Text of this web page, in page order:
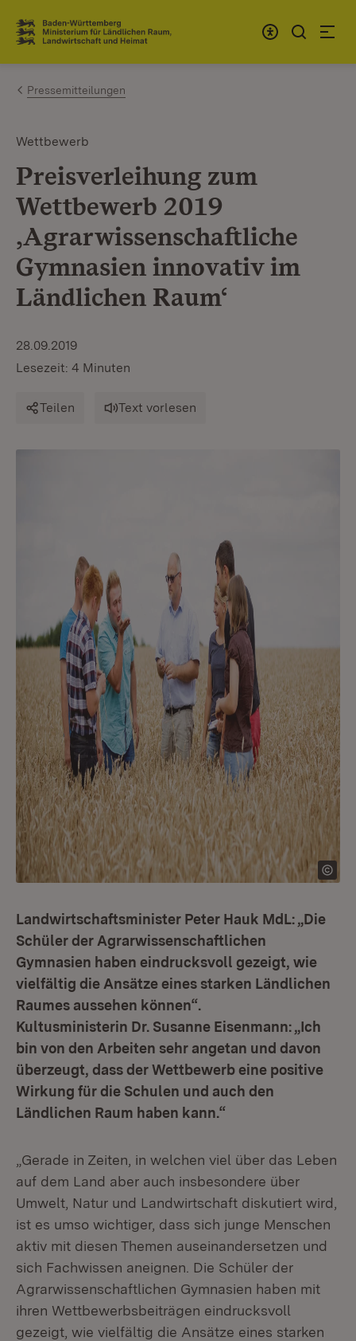
Zum Inhalt springen
Link zur Startseite
Pressemitteilungen
Wettbewerb
Preisverleihung zum
Wettbewerb 2019
‚Agrarwissenschaftliche
Gymnasien innovativ im
Ländlichen Raum‘
28.09.2019
Lesezeit: 4 Minuten
Teilen Text vorlesen
Landwirtschaftsminister Peter Hauk MdL: „Die
Schüler der Agrarwissenschaftlichen
Gymnasien haben eindrucksvoll gezeigt, wie
vielfältig die Ansätze eines starken Ländlichen
Raumes aussehen können“.
Kultusministerin Dr. Susanne Eisenmann: „Ich
bin von den Arbeiten sehr angetan und davon
überzeugt, dass der Wettbewerb eine positive
Wirkung für die Schulen und auch den
Ländlichen Raum haben kann.“
„Gerade in Zeiten, in welchen viel über das Leben
auf dem Land aber auch insbesondere über
Umwelt, Natur und Landwirtschaft diskutiert wird,
ist es umso wichtiger, dass sich junge Menschen
aktiv mit diesen Themen auseinandersetzen und
sich Fachwissen aneignen. Die Schüler der
Agrarwissenschaftlichen Gymnasien haben mit
ihren Wettbewerbsbeiträgen eindrucksvoll
gezeigt, wie vielfältig die Ansätze eines starken